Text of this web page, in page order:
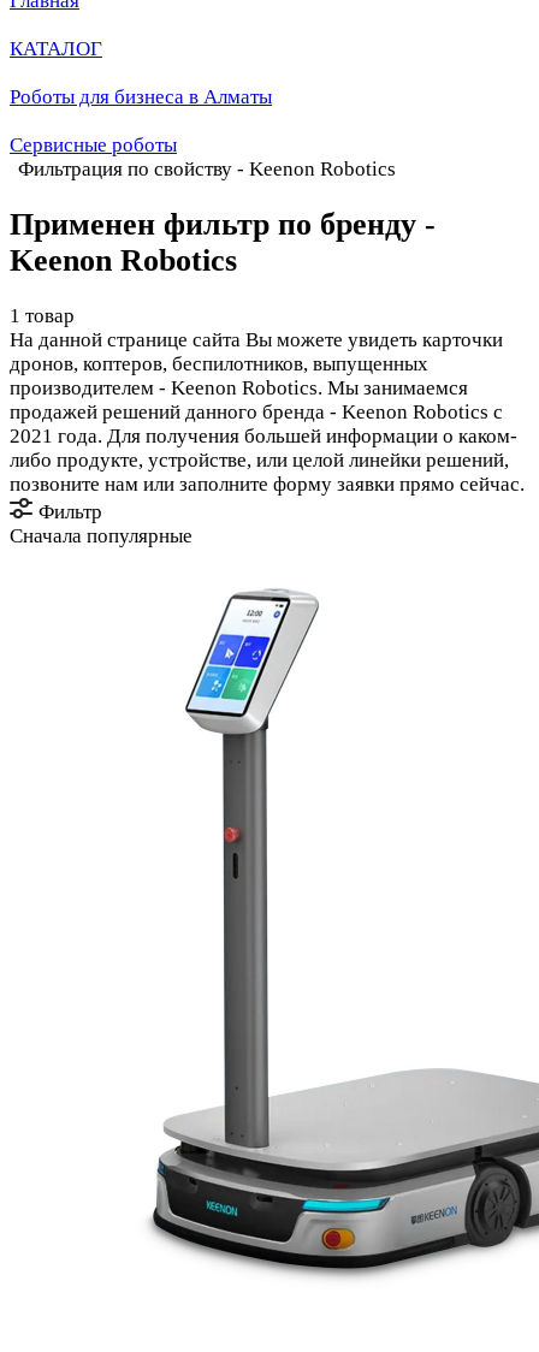
КАТАЛОГ
Роботы для бизнеса в Алматы
Сервисные роботы
Фильтрация по свойству - Keenon Robotics
Применен фильтр по бренду -
Keenon Robotics
1 товар
На данной странице сайта Вы можете увидеть карточки
дронов, коптеров, беспилотников, выпущенных
производителем - Keenon Robotics. Мы занимаемся
продажей решений данного бренда - Keenon Robotics с
2021 года. Для получения большей информации о каком-
либо продукте, устройстве, или целой линейки решений,
позвоните нам или заполните форму заявки прямо сейчас.
Фильтр
Сначала популярные